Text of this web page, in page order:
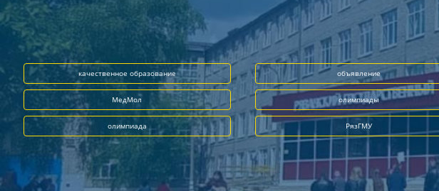
качественное образование объявление
МедМол олимпиады
олимпиада РязГМУ